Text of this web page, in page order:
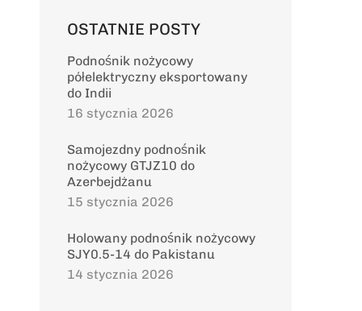
OSTATNIE POSTY
Podnośnik nożycowy
półelektryczny eksportowany
do Indii
16 stycznia 2026
Samojezdny podnośnik
nożycowy GTJZ10 do
Azerbejdżanu
15 stycznia 2026
Holowany podnośnik nożycowy
SJY0.5-14 do Pakistanu
14 stycznia 2026